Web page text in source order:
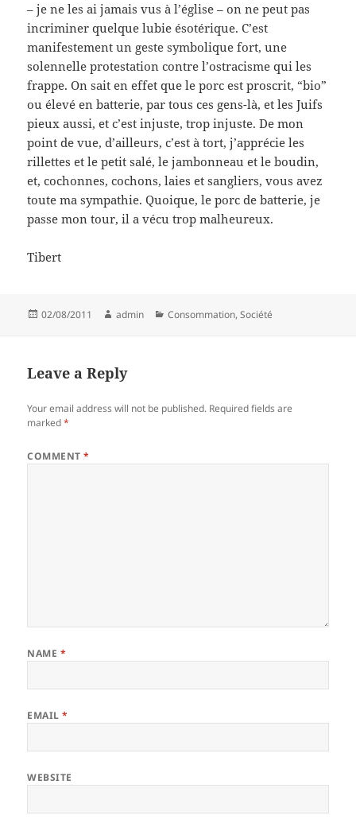
– je ne les ai jamais vus à l’église – on ne peut pas
incriminer quelque lubie ésotérique. C’est
manifestement un geste symbolique fort, une
solennelle protestation contre l’ostracisme qui les
frappe. On sait en effet que le porc est proscrit, “bio”
ou élevé en batterie, par tous ces gens-là, et les Juifs
pieux aussi, et c’est injuste, trop injuste. De mon
point de vue, d’ailleurs, c’est à tort, j’apprécie les
rillettes et le petit salé, le jambonneau et le boudin,
et, cochonnes, cochons, laies et sangliers, vous avez
toute ma sympathie. Quoique, le porc de batterie, je
passe mon tour, il a vécu trop malheureux.
Tibert
Posted
02/08/2011 Author
admin Categories
Consommation,Société
Leave a Reply
Your email address will not be published. Required fields are
marked*
COMMENT*
NAME *
EMAIL*
WEBSITE